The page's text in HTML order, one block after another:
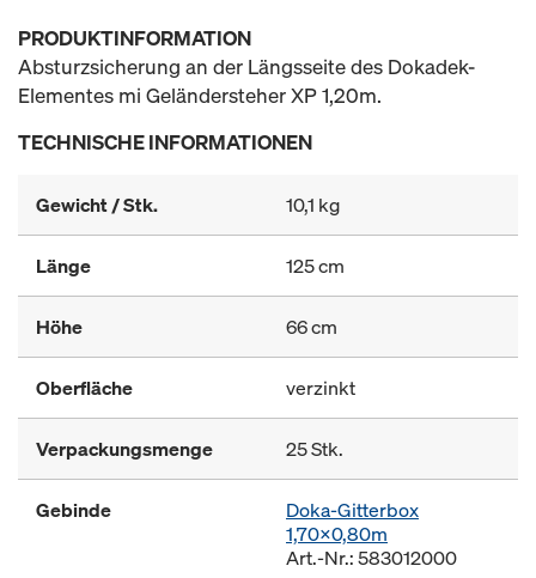
PRODUKTINFORMATION
Absturzsicherung an der Längsseite des Dokadek-
Elementes mi Geländersteher XP 1,20m.
TECHNISCHE INFORMATIONEN
Gewicht / Stk. 10,1 kg
Länge 125 cm
Höhe 66 cm
Oberfläche verzinkt
Verpackungsmenge 25 Stk.
Gebinde
Doka-Gitterbox
1,70x0,80m
Art.-Nr.: 583012000